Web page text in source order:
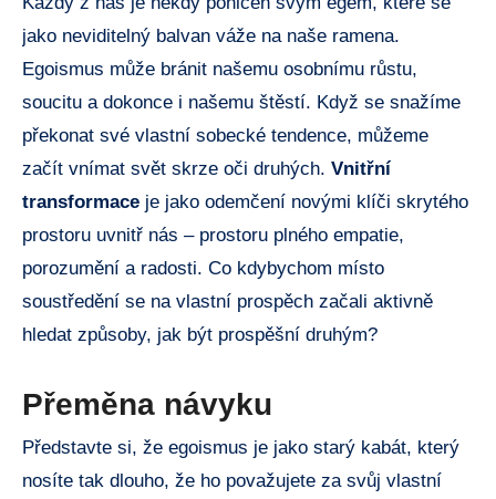
jako neviditelný balvan váže na naše ramena.
Egoismus může bránit našemu osobnímu růstu,
soucitu a dokonce i našemu štěstí. Když se snažíme
překonat své vlastní sobecké tendence, můžeme
začít vnímat svět skrze oči druhých. Vnitřní
transformace je jako odemčení novými klíči skrytého
prostoru uvnitř nás – prostoru plného empatie,
porozumění a radosti. Co kdybychom místo
soustředění se na vlastní prospěch začali aktivně
hledat způsoby, jak být prospěšní druhým?
Přeměna návyku
Představte si, že egoismus je jako starý kabát, který
nosíte tak dlouho, že ho považujete za svůj vlastní